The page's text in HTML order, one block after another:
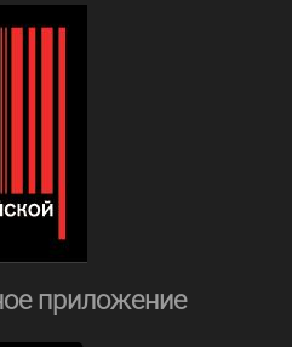
приложение